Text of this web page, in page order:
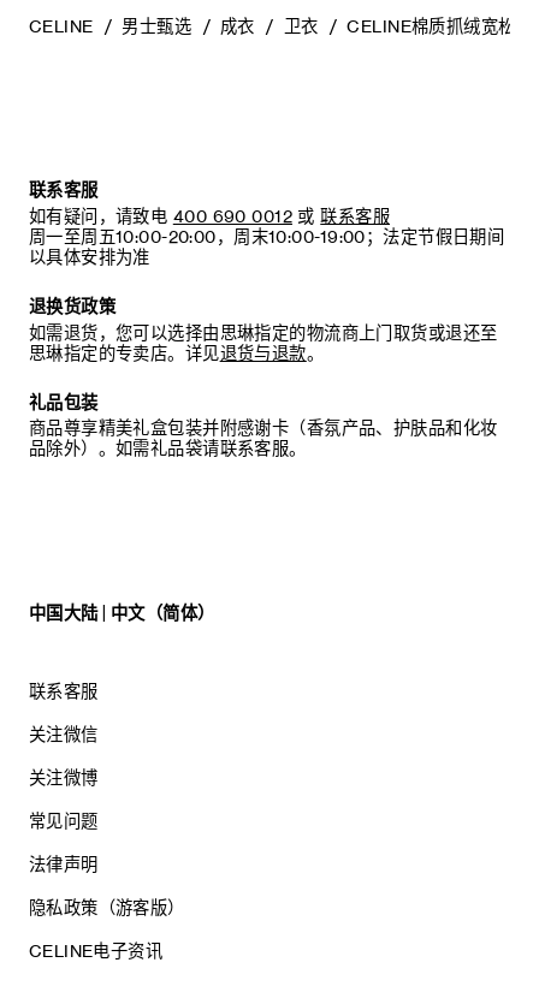
CELINE 男士甄选 成衣 卫衣 CELINE棉质抓绒宽松连
联系客服
如有疑问，请致电 400 690 0012 或 联系客服
周一至周五10:00-20:00，周末10:00-19:00；法定节假日期间
以具体安排为准
退换货政策
如需退货，您可以选择由思琳指定的物流商上门取货或退还至
思琳指定的专卖店。详见退货与退款。
礼品包装
商品尊享精美礼盒包装并附感谢卡（香氛产品、护肤品和化妆
品除外）。如需礼品袋请联系客服。
中国大陆 | 中文（简体）
联系客服
关注微信
关注微博
常见问题
法律声明
隐私政策（游客版）
CELINE电子资讯